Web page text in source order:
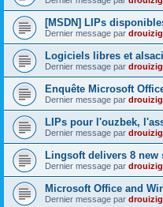
[MSDN] LIPs
Dernier message par drouizig
Logiciels libres et
Dernier message par drouizig
Enquête Microsoft
Dernier message par drouizig
LIPs pour l'ouzbek,
Dernier message par drouizig
Lingsoft delivers 8
Dernier message par drouizig
Microsoft Office and
Dernier message par drouizig